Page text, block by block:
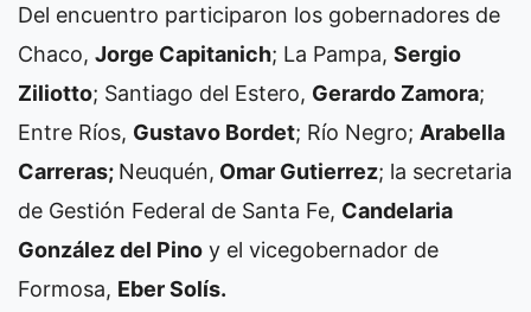
Del encuentro participaron los gobernadores de
Chaco, Jorge Capitanich; La Pampa, Sergio
Ziliotto; Santiago del Estero, Gerardo Zamora;
Entre Ríos, Gustavo Bordet; Río Negro; Arabella
Carreras; Neuquén, Omar Gutierrez; la secretaria
de Gestión Federal de Santa Fe, Candelaria
González del Pino y el vicegobernador de
Formosa, Eber Solís.